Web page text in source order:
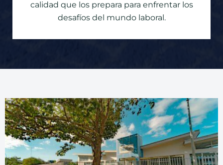
calidad que los prepara para enfrentar los
desafíos del mundo laboral.